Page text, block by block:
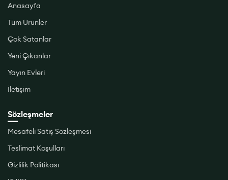
Anasayfa
Tüm Ürünler
Çok Satanlar
Yeni Çıkanlar
Yayın Evleri
İletişim
Sözleşmeler
Mesafeli Satış Sözleşmesi
Teslimat Koşulları
Gizlilik Politikası